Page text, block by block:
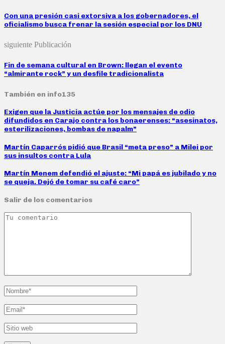
Con una presión casi extorsiva a los gobernadores, el
oficialismo busca frenar la sesión especial por los DNU
siguiente Publicación
Fin de semana cultural en Brown: llegan el evento
“almirante rock” y un desfile tradicionalista
También en info135
Exigen que la Justicia actúe por los mensajes de odio
difundidos en Carajo contra los bonaerenses: “asesinatos,
esterilizaciones, bombas de napalm”
Martín Caparrós pidió que Brasil “meta preso” a Milei por
sus insultos contra Lula
Martín Menem defendió el ajuste: “Mi papá es jubilado y no
se queja. Dejó de tomar su café caro”
Salir de los comentarios